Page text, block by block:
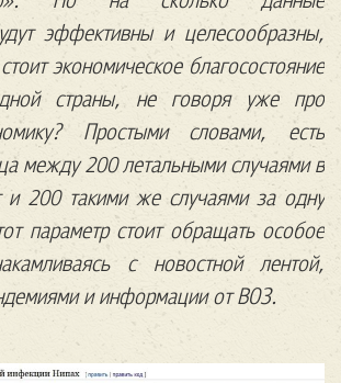
эффективны и целесообразны,
экономическое благосостояние
страны, не говоря уже про
Простыми словами, есть
между 200 летальными случаями в
и 200 такими же случаями за одну
параметр стоит обращать особое
с новостной лентой,
и информации от ВОЗ.